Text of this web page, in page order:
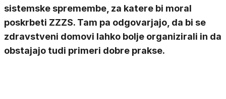
sistemske spremembe, za katere bi moral
poskrbeti ZZZS. Tam pa odgovarjajo, da bi se
zdravstveni domovi lahko bolje organizirali in da
obstajajo tudi primeri dobre prakse.